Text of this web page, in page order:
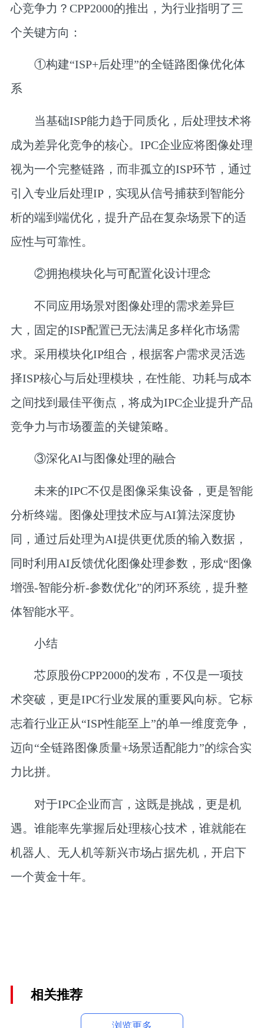
心竞争力？CPP2000的推出，为行业指明了三
个关键方向：
①构建“ISP+后处理”的全链路图像优化体
系
当基础ISP能力趋于同质化，后处理技术将
成为差异化竞争的核心。IPC企业应将图像处理
视为一个完整链路，而非孤立的ISP环节，通过
引入专业后处理IP，实现从信号捕获到智能分
析的端到端优化，提升产品在复杂场景下的适
应性与可靠性。
②拥抱模块化与可配置化设计理念
不同应用场景对图像处理的需求差异巨
大，固定的ISP配置已无法满足多样化市场需
求。采用模块化IP组合，根据客户需求灵活选
择ISP核心与后处理模块，在性能、功耗与成本
之间找到最佳平衡点，将成为IPC企业提升产品
竞争力与市场覆盖的关键策略。
③深化AI与图像处理的融合
未来的IPC不仅是图像采集设备，更是智能
分析终端。图像处理技术应与AI算法深度协
同，通过后处理为AI提供更优质的输入数据，
同时利用AI反馈优化图像处理参数，形成“图像
增强-智能分析-参数优化”的闭环系统，提升整
体智能水平。
小结
芯原股份CPP2000的发布，不仅是一项技
术突破，更是IPC行业发展的重要风向标。它标
志着行业正从“ISP性能至上”的单一维度竞争，
迈向“全链路图像质量+场景适配能力”的综合实
力比拼。
对于IPC企业而言，这既是挑战，更是机
遇。谁能率先掌握后处理核心技术，谁就能在
机器人、无人机等新兴市场占据先机，开启下
一个黄金十年。
相关推荐